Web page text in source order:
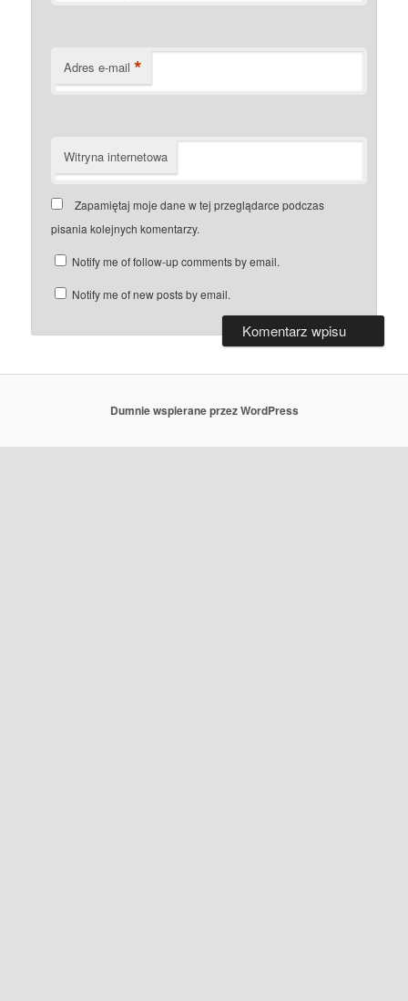
Adres e-mail *
Witryna internetowa
Zapamiętaj moje dane w tej przeglądarce podczas
pisania kolejnych komentarzy.
Notify me of follow-up comments by email.
Notify me of new posts by email.
Dumnie wspierane przez WordPress